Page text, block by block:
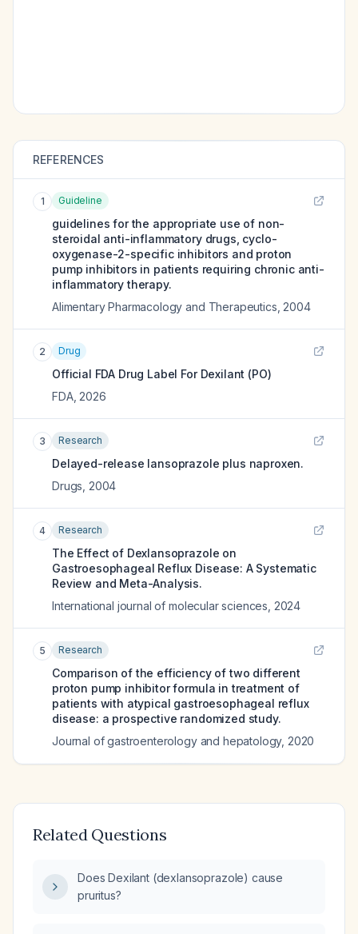
REFERENCES
1 Guideline
guidelines for the appropriate use of non-
steroidal anti-inflammatory drugs, cyclo-
oxygenase-2-specific inhibitors and proton
pump inhibitors in patients requiring chronic anti-
inflammatory therapy.
Alimentary Pharmacology and Therapeutics 2004
2 Drug
Official FDA Drug Label For Dexilant (PO)
FDA, 2026
3 Research
Delayed-release lansoprazole plus naproxen.
Drugs 2004
4 Research
The Effect of Dexlansoprazole on
Gastroesophageal Reflux Disease: A Systematic
Review and Meta-Analysis.
International journal of molecular sciences 2024
5 Research
Comparison of the efficiency of two different
proton pump inhibitor formula in treatment of
patients with atypical gastroesophageal reflux
disease: a prospective randomized study.
Journal of gastroenterology and hepatology, 2020
Related Questions
Does Dexilant (dexlansoprazole) cause
pruritus?